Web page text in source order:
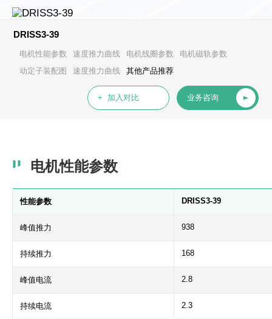
DRISS3-39
电机性能参数 速度推力曲线 电机线圈参数
电机磁轨参数
动定子装配图
速度推力曲线 其他产品推荐
+ 加入对比 业务咨询
电机性能参数
性能参数 DRISS3-39
峰值推力 938
持续推力 168
峰值电流 2.8
持续电流 2.3